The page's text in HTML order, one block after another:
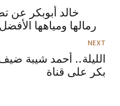
خالد أبوبكر عن
رمالها ومياهها
NEXT
بكر على قناة